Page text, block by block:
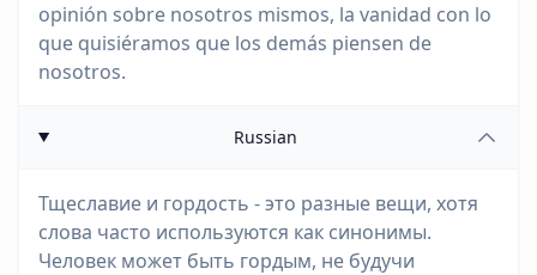
opinión sobre nosotros mismos, la vanidad con lo
que quisiéramos que los demás piensen de
nosotros.
Russian
Тщеславие и гордость - это разные вещи, хотя
слова часто используются как синонимы.
Человек может быть гордым, не будучи